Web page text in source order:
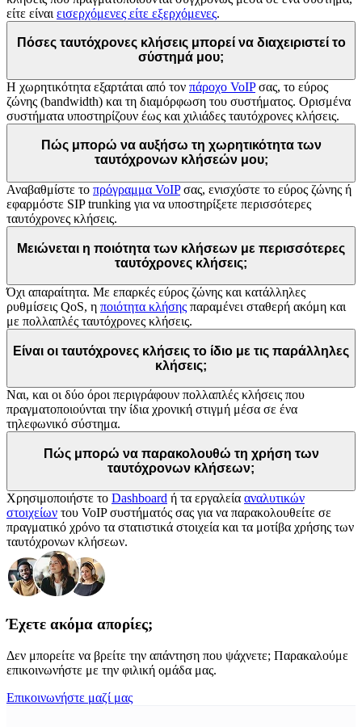
είτε είναι εισερχόμενες είτε εξερχόμενες.
Πόσες ταυτόχρονες κλήσεις μπορεί να διαχειριστεί το
σύστημά μου;
Η χωρητικότητα εξαρτάται από τον πάροχο VoIPσας, το εύρος
ζώνης (bandwidth) και τη διαμόρφωση του συστήματος. Ορισμένα
συστήματα υποστηρίζουν έως και χιλιάδες ταυτόχρονες κλήσεις.
Πώς μπορώ να αυξήσω τη χωρητικότητα των
ταυτόχρονων κλήσεών μου;
Αναβαθμίστε το πρόγραμμα VoIPσας, ενισχύστε το εύρος ζώνης ή
εφαρμόστε SIP trunking για να υποστηρίξετε περισσότερες
ταυτόχρονες κλήσεις.
Μειώνεται η ποιότητα των κλήσεων με περισσότερες
ταυτόχρονες κλήσεις;
Όχι απαραίτητα. Με επαρκές εύρος ζώνης και κατάλληλες
ρυθμίσεις QoS, η ποιότητα κλήσης παραμένει σταθερή ακόμη και
με πολλαπλές ταυτόχρονες κλήσεις.
Είναι οι ταυτόχρονες κλήσεις το ίδιο με τις παράλληλες
κλήσεις;
Ναι, και οι δύο όροι περιγράφουν πολλαπλές κλήσεις που
πραγματοποιούνται την ίδια χρονική στιγμή μέσα σε ένα
τηλεφωνικό σύστημα.
Πώς μπορώ να παρακολουθώ τη χρήση των
ταυτόχρονων κλήσεων;
Χρησιμοποιήστε το Dashboard ή τα εργαλεία αναλυτικών
στοιχείων του VoIP συστήματός σας για να παρακολουθείτε σε
πραγματικό χρόνο τα στατιστικά στοιχεία και τα μοτίβα χρήσης των
ταυτόχρονων κλήσεων.
Έχετε ακόμα απορίες;
Δεν μπορείτε να βρείτε την απάντηση που ψάχνετε; Παρακαλούμε
επικοινωνήστε με την φιλική ομάδα μας.
Επικοινωνήστε μαζί μας